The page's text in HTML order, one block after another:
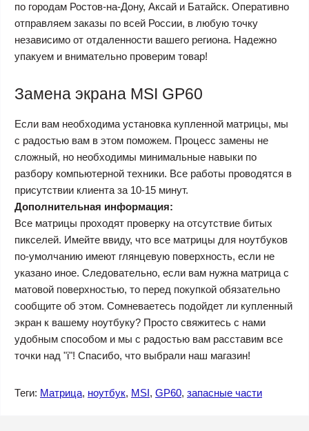
по городам Ростов-на-Дону, Аксай и Батайск. Оперативно
отправляем заказы по всей России, в любую точку
независимо от отдаленности вашего региона. Надежно
упакуем и внимательно проверим товар!
Замена экрана MSI GP60
Если вам необходима установка купленной матрицы, мы
с радостью вам в этом поможем. Процесс замены не
сложный, но необходимы минимальные навыки по
разбору компьютерной техники. Все работы проводятся в
присутствии клиента за 10-15 минут.
Дополнительная информация:
Все матрицы проходят проверку на отсутствие битых
пикселей. Имейте ввиду, что все матрицы для ноутбуков
по-умолчанию имеют глянцевую поверхность, если не
указано иное. Следовательно, если вам нужна матрица с
матовой поверхностью, то перед покупкой обязательно
сообщите об этом. Сомневаетесь подойдет ли купленный
экран к вашему ноутбуку? Просто свяжитесь с нами
удобным способом и мы с радостью вам расставим все
точки над "i"! Спасибо, что выбрали наш магазин!
Теги: Матрица, ноутбук, MSI, GP60, запасные части